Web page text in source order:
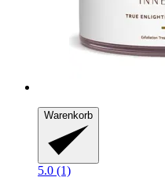
Warenkorb
5.0 (1)